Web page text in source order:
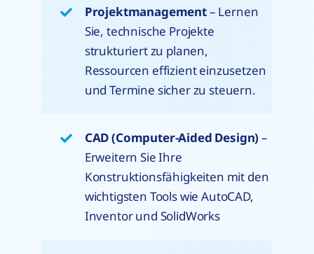
Projektmanagement– Lernen
Sie, technische Projekte
strukturiert zu planen,
Ressourcen effizient einzusetzen
und Termine sicher zu steuern.
CAD (Computer-Aided Design) –
Erweitern Sie Ihre
Konstruktionsfähigkeiten mit den
wichtigsten Tools wie AutoCAD,
Inventor und SolidWorks